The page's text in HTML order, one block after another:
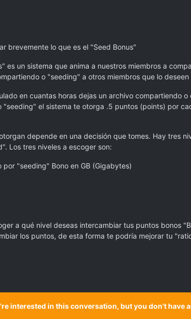
brevemente lo que es el "Seed Bonus"
es un sistema que anima a nuestros miembros a
o "seeding" a otros miembros que lo
en cuantas horas dejas un archivo compartiendo
"seeding" el sistema te otorga .5 puntos (points) por
depende en una decisión que tomes. Hay tres
Los tres niveles a escoger son:
por "seeding" Bono en GB (Gigabytes)
a qué nivel deseas intercambiar tus puntos bonos
los puntos, de esta forma te podría mejorar tu
interested in this conversation, but you don't have